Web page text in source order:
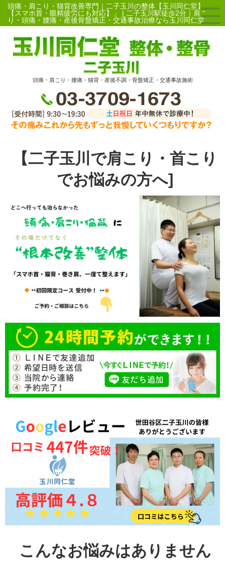
頭痛・肩こり・猫背改善専門｜二子玉川の整体【玉川同仁堂】
【スマホ首・眼精疲労にも対応】」 | 二子玉川駅徒歩2分｜肩こ
り・頭痛・腰痛・産後骨盤矯正・交通事故治療なら玉川同仁堂
頭痛・肩こり・腰痛・猫背・産後不調・骨盤矯正・交通事故施術
【二子玉川で肩こり・首こり
でお悩みの方へ]
こんなお悩みはありません